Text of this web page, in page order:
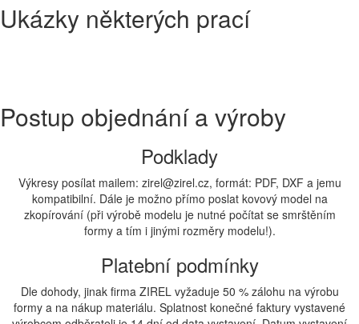
Ukázky některých prací
Postup objednání a výroby
Podklady
Výkresy posílat mailem: zirel@zirel.cz, formát: PDF, DXF a jemu
kompatibilní. Dále je možno přímo poslat kovový model na
zkopírování (při výrobě modelu je nutné počítat se smrštěním
formy a tím i jinými rozměry modelu!).
Platební podmínky
Dle dohody, jinak firma ZIREL vyžaduje 50 % zálohu na výrobu
formy a na nákup materiálu. Splatnost konečné faktury vystavené